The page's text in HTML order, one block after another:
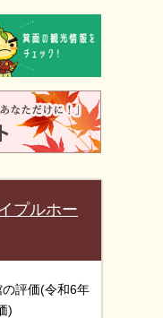
プルホー
評価(令和6年
)